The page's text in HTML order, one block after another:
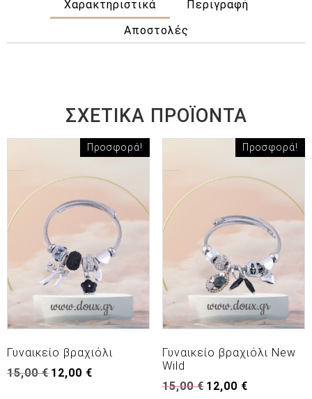
Χαρακτηριστικά
Περιγραφή
Αποστολές
ΣΧΕΤΙΚΆ ΠΡΟΪΌΝΤΑ
Προσφορά!
Γυναικείο βραχιόλι
15,00€ Original
12,00 €
Προσφορά!
Γυναικείο βραχιόλι New
Wild
15,00€ Original
12,00 €Η